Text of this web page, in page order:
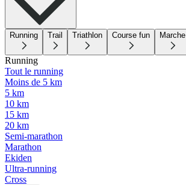
Running Trail Triathlon Course fun Marche
Running
Tout le running
Moins de 5 km
5 km
10 km
15 km
20 km
Semi-marathon
Marathon
Ekiden
Ultra-running
Cross